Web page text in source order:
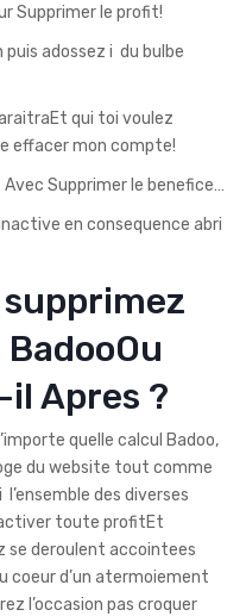
Supprimer le profit!
adossez i du bulbe
qui toi voulez
effacer mon compte!
Supprimer le benefice…
en consequence abri
Apres ?
quelle calcul Badoo,
du website tout comme
des diverses
toute profitEt
se deroulent accointees
coeur d’un atermoiement
l’occasion pas croquer